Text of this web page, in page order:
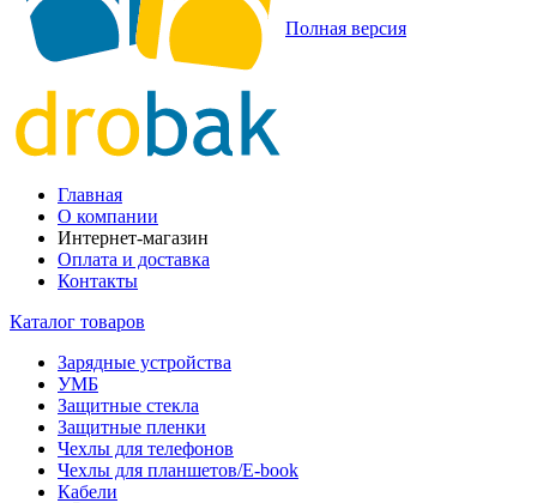
Полная версия
Главная
О компании
Интернет-магазин
Оплата и доставка
Контакты
Каталог товаров
Зарядные устройства
УМБ
Защитные стекла
Защитные пленки
Чехлы для телефонов
Чехлы для планшетов/E-book
Кабели